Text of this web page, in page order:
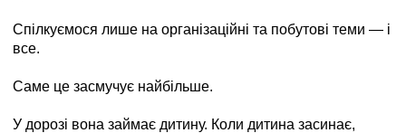
Спілкуємося лише на організаційні та побутові теми — і
все.
Саме це засмучує найбільше.
У дорозі вона займає дитину. Коли дитина засинає,